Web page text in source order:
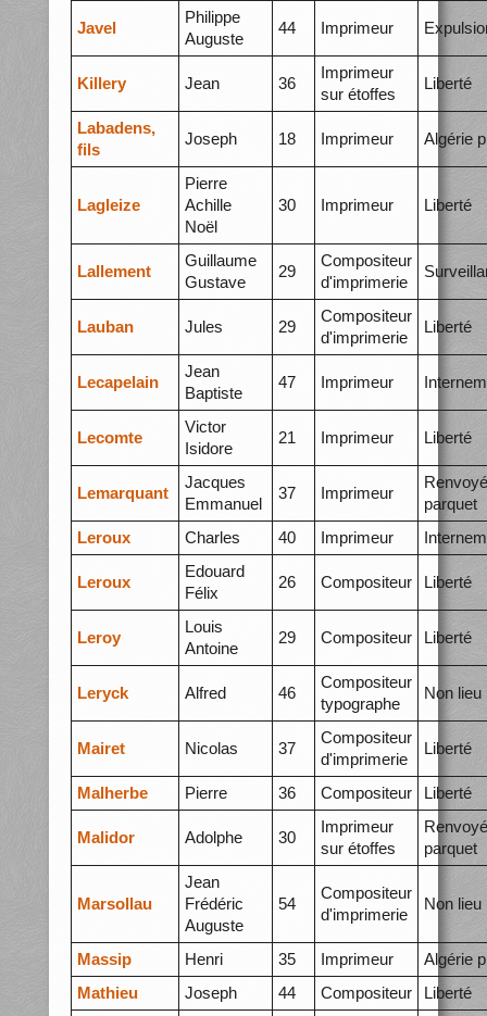
Javel
Philippe
Auguste
44 Imprimeur
Killery Jean 36
Imprimeur
sur étoffes
Liberté
Labadens,
fils
Joseph 18 Imprimeur Algérie
Lagleize
Pierre
Achille
Noël
30 Imprimeur Liberté
Lallement
Guillaume
Gustave
29
Compositeur
d'imprimerie
Lauban Jules 29
Compositeur
d'imprimerie
Liberté
Lecapelain
Jean
Baptiste
47 Imprimeur
Lecomte
Victor
Isidore
21 Imprimeur Liberté
Lemarquant
Jacques
Emmanuel
37 Imprimeur
parquet
Leroux
Charles 40 Imprimeur
Leroux
Edouard
Félix
26 Compositeur Liberté
Leroy
Louis
Antoine
29 Compositeur Liberté
Leryck Alfred 46
Compositeur
typographe
Non lieu
Mairet Nicolas 37
Compositeur
d'imprimerie
Liberté
Malherbe Pierre 36 Compositeur Liberté
Malidor Adolphe 30
Imprimeur
sur étoffes
parquet
Marsollau
Jean
Frédéric
Auguste
54
Compositeur
d'imprimerie
Non lieu
Massip Henri 35 Imprimeur
Algérie
Mathieu
Joseph 44 Compositeur Liberté